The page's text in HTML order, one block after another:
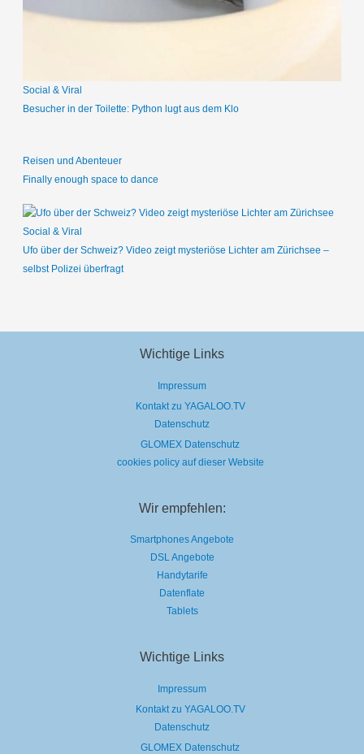
c
Social & Viral
Besucher in der Toilette: Python lugt aus dem Klo
Reisen und Abenteuer
Finally enough space to dance
Social & Viral
Ufo über der Schweiz? Video zeigt mysteriöse Lichter am Zürichsee –
selbst Polizei überfragt
Wichtige Links
Impressum
Kontakt zu YAGALOO.TV
Datenschutz
GLOMEX Datenschutz
cookies policy auf dieser Website
Wir empfehlen:
Smartphones Angebote
DSL Angebote
Handytarife
Datenflate
Tablets
Wichtige Links
Impressum
Kontakt zu YAGALOO.TV
Datenschutz
GLOMEX Datenschutz